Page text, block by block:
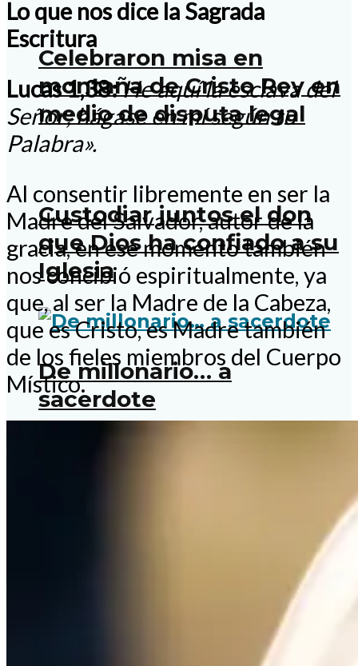
Celebraron misa en
montaña de Cristo Rey en
medio de disputa legal
Custodiar juntos el don
que Dios ha confiado a su
Iglesia
De millonario… a
sacerdote
Habla Limosnero del papa:
brújula para caminar en la
Lo que nos dice la Sagrada
Escritura
Lucas 1,38:He aquí la esclava del
Señor; hágase en mí según tu
Palabra».
Al consentir libremente en ser la
Madre del Salvador, autor de la
gracia, en ese momento también
nos concibió espiritualmente, ya
que, al ser la Madre de la Cabeza,
que es Cristo, es Madre también
de los fieles miembros del Cuerpo
Místico.